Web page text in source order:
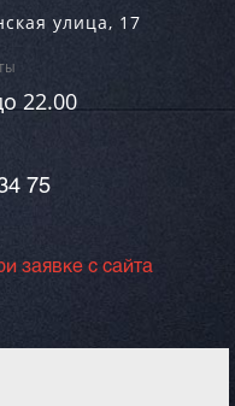
улица, 17
22.00
75
заявке с сайта